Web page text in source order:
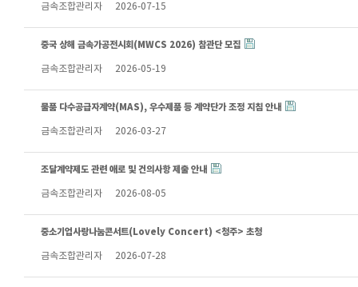
금속조합관리자 2026-07-15
중국 상해 금속가공전시회(MWCS 2026) 참관단 모집
금속조합관리자 2026-05-19
물품 다수공급자계약(MAS), 우수제품 등 계약단가 조정 지침 안내
금속조합관리자 2026-03-27
조달계약제도 관련 애로 및 건의사항 제출 안내
금속조합관리자 2026-08-05
중소기업사랑나눔콘서트(Lovely Concert) <청주> 초청
금속조합관리자 2026-07-28